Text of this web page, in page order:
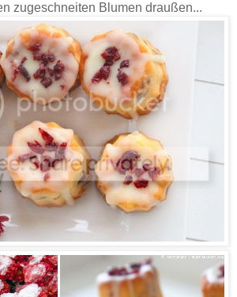
zugeschneiten Blumen draußen...